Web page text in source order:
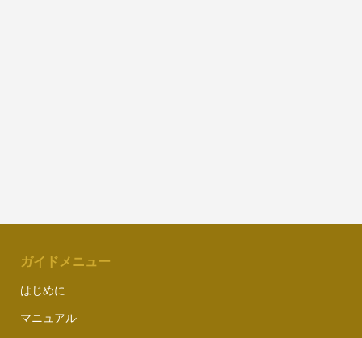
ガイドメニュー
はじめに
マニュアル